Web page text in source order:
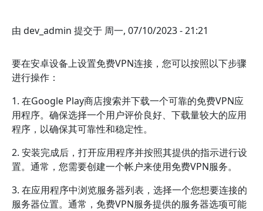
由 dev_admin 提交于 周一, 07/10/2023 - 21:21
要在安卓设备上设置免费VPN连接，您可以按照以下步骤
进行操作：
1. 在Google Play商店搜索并下载一个可靠的免费VPN应
用程序。确保选择一个用户评价良好、下载量较大的应用
程序，以确保其可靠性和稳定性。
2. 安装完成后，打开应用程序并按照其提供的指示进行设
置。通常，您需要创建一个帐户来使用免费VPN服务。
3. 在应用程序中浏览服务器列表，选择一个您想要连接的
服务器位置。通常，免费VPN服务提供的服务器选项可能